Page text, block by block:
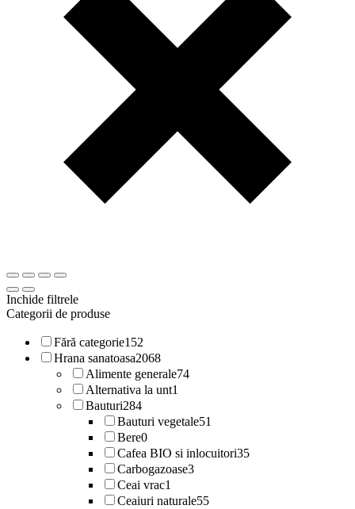
Inchide filtrele
Categorii de produse
Fără categorie152
Hrana sanatoasa2068
Alimente generale74
Alternativa la unt1
Bauturi284
Bauturi vegetale51
Bere0
Cafea BIO si inlocuitori35
Carbogazoase3
Ceai vrac1
Ceaiuri naturale55